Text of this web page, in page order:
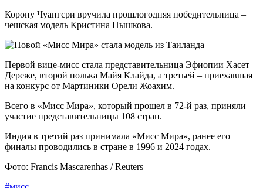
Корону Чуангсри вручила прошлогодняя победительница –
чешская модель Кристина Пышкова.
Первой вице-мисс стала представительница Эфиопии Хасет
Дереже, второй полька Майя Клайда, а третьей – приехавшая
на конкурс от Мартиники Орели Жоахим.
Всего в «Мисс Мира», который прошел в 72-й раз, приняли
участие представительницы 108 стран.
Индия в третий раз принимала «Мисс Мира», ранее его
финалы проводились в стране в 1996 и 2024 годах.
Фото: Francis Mascarenhas / Reuters